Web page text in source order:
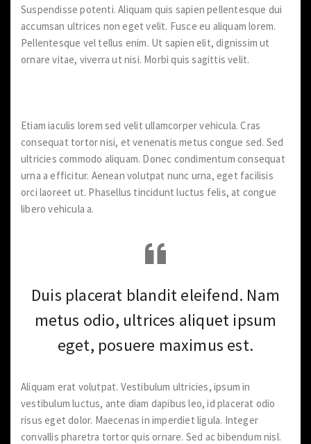
Suspendisse potenti. Aliquam quis sapien pellentesque dui
accumsan ultrices non eget velit. Fusce eu aliquam lorem.
Pellentesque vel tellus enim. Ut sapien elit, dignissim ut
ornare vitae, viverra ut nisi. Morbi quis sagittis velit.
Etiam iaculis lorem sed velit ullamcorper vehicula. Cras
consequat tortor nisi, et venenatis metus congue sed. Sed
ultricies commodo aliquam. Donec condimentum consequat
urna a efficitur. Aenean volutpat nunc urna, eget facilisis
orci laoreet ut. Phasellus tincidunt luctus felis, at congue
libero vehicula a.
Duis placerat blandit eleifend. Nam
metus odio, ultrices aliquet ipsum
eget, posuere maximus est.
Aliquam erat volutpat. Vestibulum ultricies, ipsum in
vestibulum luctus, ante diam dapibus leo, id placerat odio
risus eget dolor. Maecenas in imperdiet ligula. Integer
convallis pharetra tortor quis ornare. Sed ac bibendum nisl.